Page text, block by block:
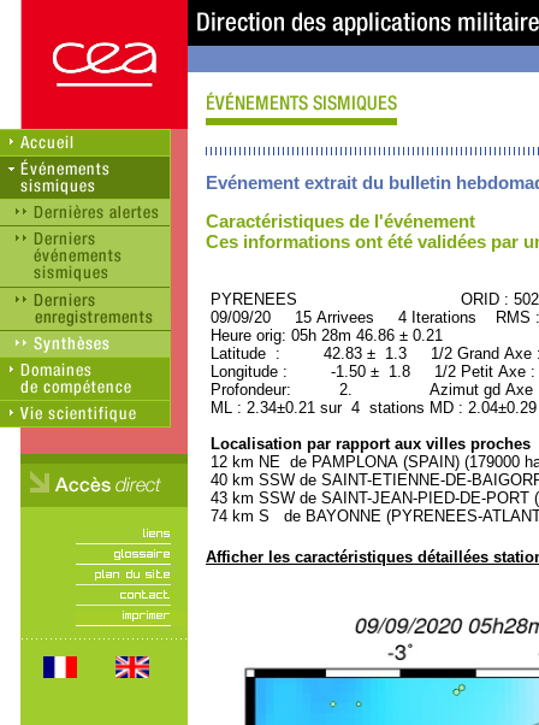
Evénement extrait du bulletin
Caractéristiques de l'événement
Ces informations ont été validées par
PYRENEES ORID :
09/09/20 15 Arrivees 4 Iterations RMS
Heure orig: 05h 28m 46.86 ± 0.21
Latitude : 42.83 ± 1.3 1/2 Grand
Longitude : -1.50 ± 1.8 1/2 Petit Axe
Profondeur: 2. Azimut gd Axe :
ML : 2.34±0.21 sur 4 stations MD :
Localisation par rapport aux villes proches
12 km NE de PAMPLONA (SPAIN) (179000
40 km SSW de SAINT-ETIENNE-DE-
43 km SSW de SAINT-JEAN-PIED-DE-PORT
74 km S de BAYONNE (PYRENEES-
Afficher les caractéristiques détaillées